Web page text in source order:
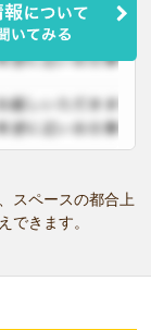
スペースの都合上
できます。